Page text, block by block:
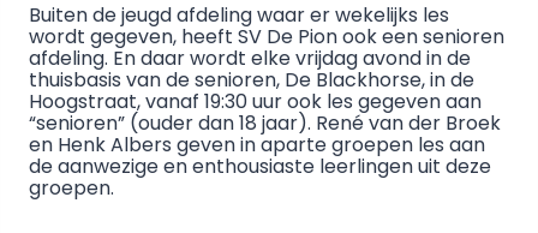
Buiten de jeugd afdeling waar er wekelijks les
wordt gegeven, heeft SV De Pion ook een senioren
afdeling. En daar wordt elke vrijdag avond in de
thuisbasis van de senioren, De Blackhorse, in de
Hoogstraat, vanaf 19:30 uur ook les gegeven aan
“senioren” (ouder dan 18 jaar). René van der Broek
en Henk Albers geven in aparte groepen les aan
de aanwezige en enthousiaste leerlingen uit deze
groepen.